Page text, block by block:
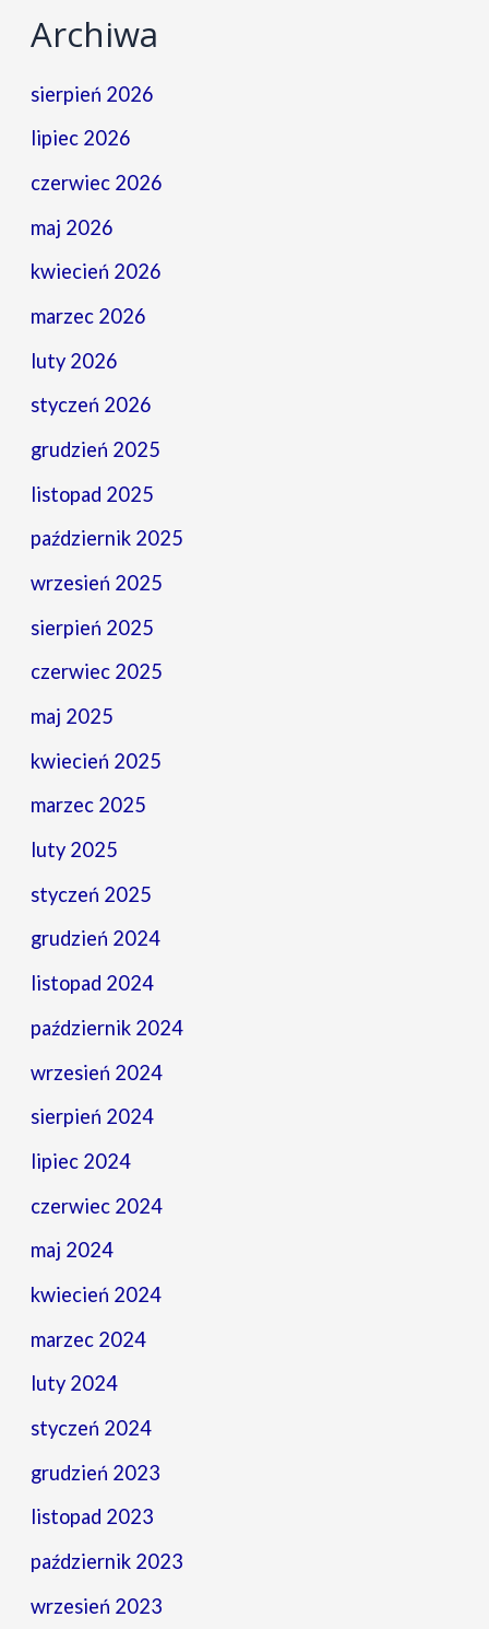
Archiwa
sierpień 2026
lipiec 2026
czerwiec 2026
maj 2026
kwiecień 2026
marzec 2026
luty 2026
styczeń 2026
grudzień 2025
listopad 2025
październik 2025
wrzesień 2025
sierpień 2025
czerwiec 2025
maj 2025
kwiecień 2025
marzec 2025
luty 2025
styczeń 2025
grudzień 2024
listopad 2024
październik 2024
wrzesień 2024
sierpień 2024
lipiec 2024
czerwiec 2024
maj 2024
kwiecień 2024
marzec 2024
luty 2024
styczeń 2024
grudzień 2023
listopad 2023
październik 2023
wrzesień 2023